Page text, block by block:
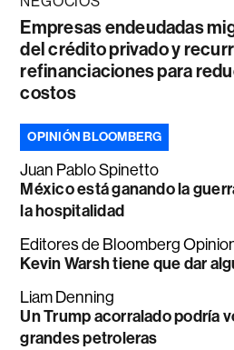
Empresas endeudadas
del crédito privado y
refinanciaciones para
costos
OPINIÓN BLOOMBERG
Juan Pablo Spinetto
México está ganando la
la hospitalidad
Editores de Bloomberg
Kevin Warsh tiene que dar
Liam Denning
Un Trump acorralado podría
grandes petroleras